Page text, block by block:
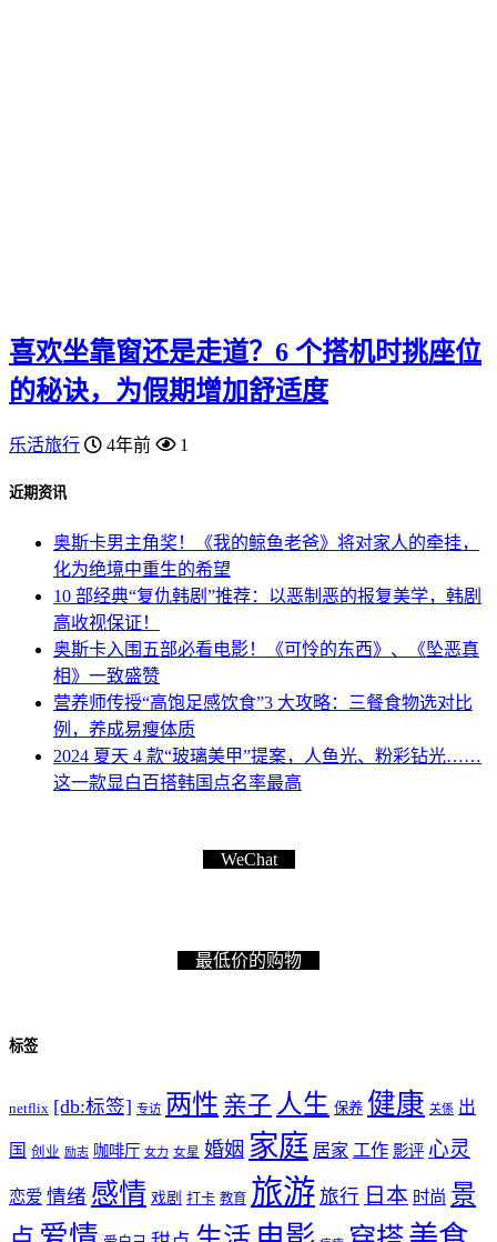
喜欢坐靠窗还是走道？6 个搭机时挑座位
的秘诀，为假期增加舒适度
乐活旅行 4年前 1
近期资讯
奥斯卡男主角奖！《我的鲸鱼老爸》将对家人的牵挂，
化为绝境中重生的希望
10 部经典“复仇韩剧”推荐：以恶制恶的报复美学，韩剧
高收视保证！
奥斯卡入围五部必看电影！《可怜的东西》、《坠恶真
相》一致盛赞
营养师传授“高饱足感饮食”3 大攻略：三餐食物选对比
例，养成易瘦体质
2024 夏天 4 款“玻璃美甲”提案，人鱼光、粉彩钻光……
这一款显白百搭韩国点名率最高
WeChat
最低价的购物
标签
netflix [db:标签] 专访 两性 亲子 人生 保养 健康 关係 出
国 创业 励志 咖啡厅 女力 女星 婚姻 家庭 居家 工作 影评 心灵
恋爱 情绪 感情 戏剧 打卡 教育 旅游 旅行 日本 时尚 景